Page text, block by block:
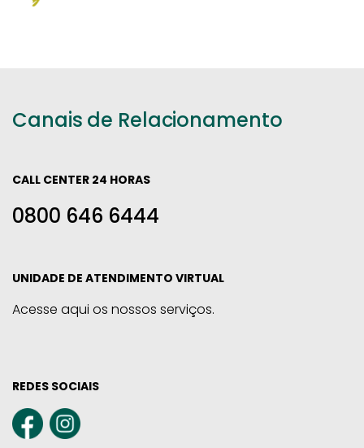
Canais de Relacionamento
CALL CENTER 24 HORAS
0800 646 6444
UNIDADE DE ATENDIMENTO VIRTUAL
Acesse aqui os nossos serviços.
REDES SOCIAIS